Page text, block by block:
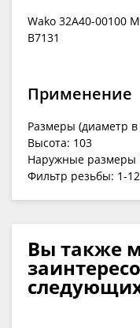
Wako 32A40-00100
B7131
Применение
Размеры (диаметр
Высота: 103
Наружные размеры
Фильтр резьбы: 1-
Вы также